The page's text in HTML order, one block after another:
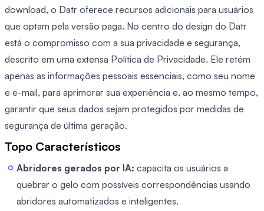
download, o Datr oferece recursos adicionais para usuários
que optam pela versão paga. No centro do design do Datr
está o compromisso com a sua privacidade e segurança,
descrito em uma extensa Política de Privacidade. Ele retém
apenas as informações pessoais essenciais, como seu nome
e e-mail, para aprimorar sua experiência e, ao mesmo tempo,
garantir que seus dados sejam protegidos por medidas de
segurança de última geração.
Topo Característicos
Abridores gerados por IA: capacita os usuários a
quebrar o gelo com possíveis correspondências usando
abridores automatizados e inteligentes.